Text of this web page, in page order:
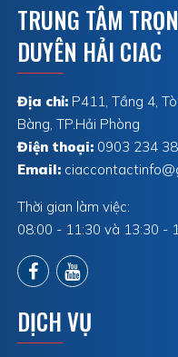
TRUNG TÂM
DUYÊN HẢI CIAC
Địa chỉ: P411, Tầng 4,
Bàng, TP.Hải Phòng
Điện thoại: 0903 234
Email:
Thời gian làm việc:
08:00 - 11:30 và 13:30 -
DỊCH VỤ